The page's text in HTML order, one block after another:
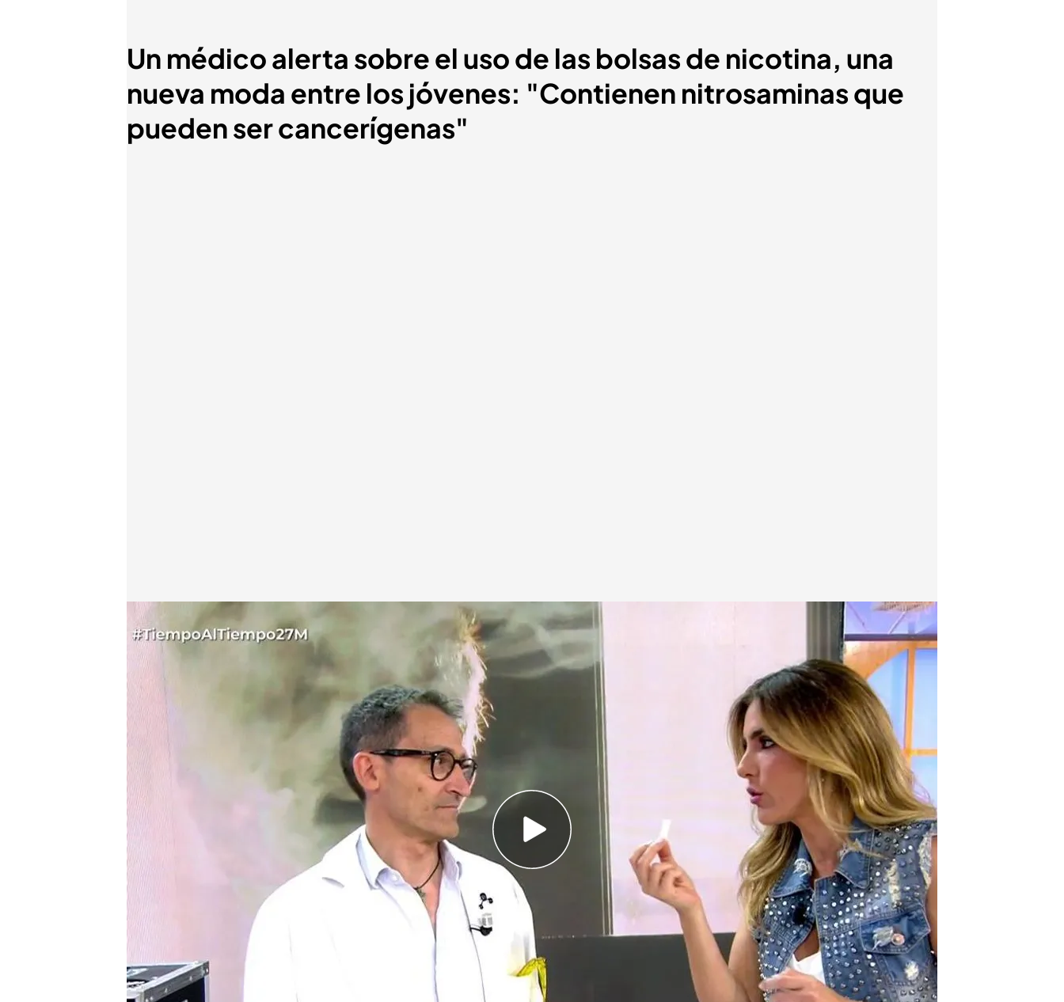
Un médico alerta sobre el uso de las bolsas de nicotina, una
nueva moda entre los jóvenes: "Contienen nitrosaminas que
pueden ser cancerígenas"
Ricardo Díaz, decano del Consejo de Químicos de España
Alerta: llegan a España las bolsas de nicotina
Se llaman 'snus blanco' y los médicos advierten que pueden ser tan
adictivo como el tabaco
Se venden en los estancos y tienen el precio de un paquete de tabaco
Son bolsas que huelen a menta, pero lo que hay dentro de ellas es
Se están poniendo de moda pero los médicos alertan que su uso
es muy
La forma en la que se consumen estas bolsitas se basa
en
colocarlo entre el labio superior y las encías
durante unos 30 minutos o